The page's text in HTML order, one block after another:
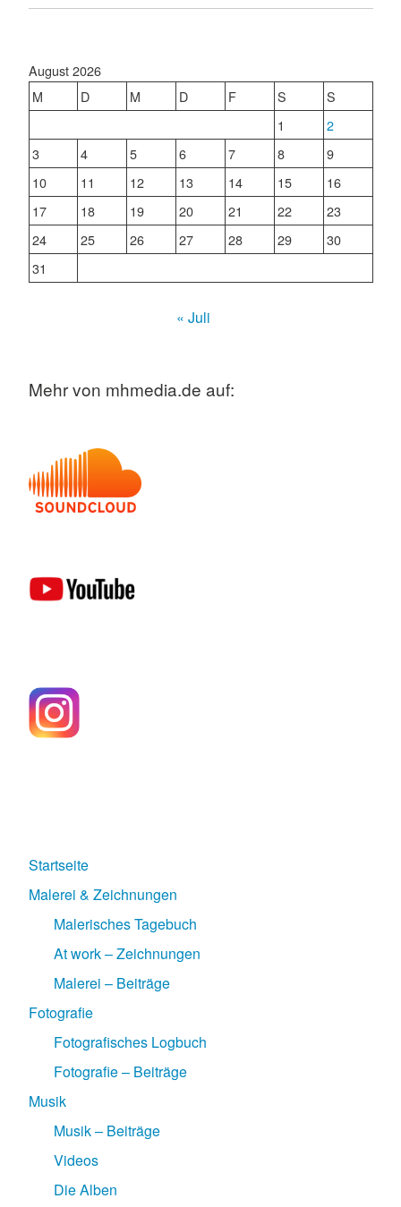
August 2026
M
D M D F S
S
1
2
3
4 5 6 7 8
9
10
11 12 13 14 15
16
17
18 19 20 21 22
23
24
25 26 27 28 29
30
31
« Juli
Mehr von mhmedia.de auf:
Startseite
Malerei & Zeichnungen
Malerisches Tagebuch
At work – Zeichnungen
Malerei – Beiträge
Fotografie
Fotografisches Logbuch
Fotografie – Beiträge
Musik
Musik – Beiträge
Videos
Die Alben